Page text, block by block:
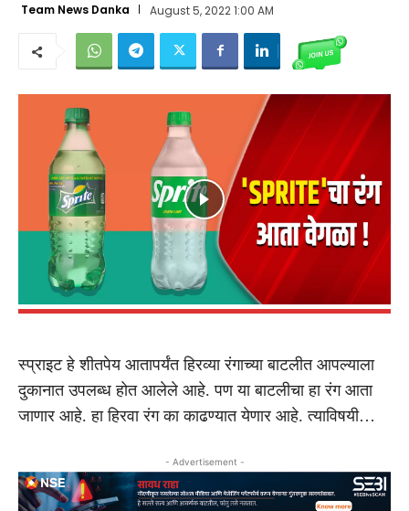
Team News Danka August 5, 2022 1:00 AM
स्प्राइट हे शीतपेय आतापर्यंत हिरव्या रंगाच्या बाटलीत आपल्याला
दुकानात उपलब्ध होत आलेले आहे. पण या बाटलीचा हा रंग आता
जाणार आहे. हा हिरवा रंग का काढण्यात येणार आहे. त्याविषयी…
- Advertisement -